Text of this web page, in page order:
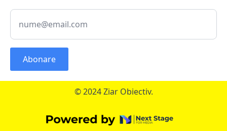
Abonare
© 2024 Ziar Obiectiv.